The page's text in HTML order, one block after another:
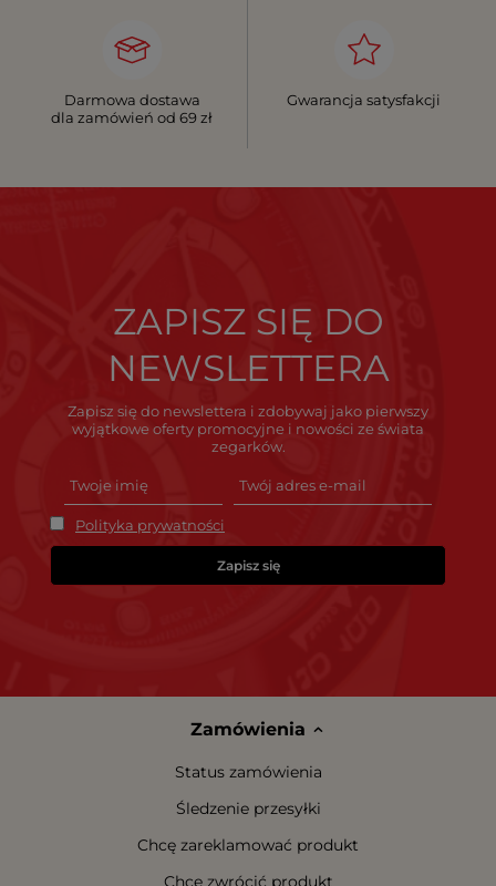
Darmowa dostawa
dla zamówień od 69 zł
Gwarancja satysfakcji
ZAPISZ SIĘ DO
NEWSLETTERA
Zapisz się do newslettera i zdobywaj jako pierwszy
wyjątkowe oferty promocyjne i nowości ze świata
zegarków.
Polityka prywatności
Zapisz się
Zamówienia
Status zamówienia
Śledzenie przesyłki
Chcę zareklamować produkt
Chcę zwrócić produkt